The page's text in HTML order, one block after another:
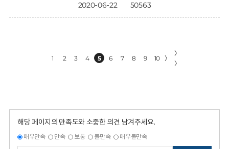
2020-06-22 50563
1 2 3 4 5 6 7 8 9 10 〉
〉
〉
해당 페이지의 만족도와 소중한 의견 남겨주세요.
매우만족 만족 보통 불만족 매우불만족